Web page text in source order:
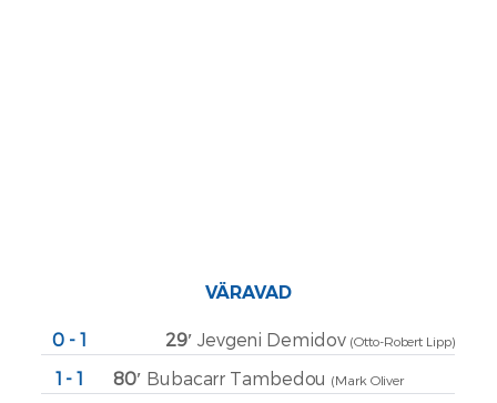
VÄRAVAD
0 - 1 29′ Jevgeni Demidov (Otto-Robert Lipp)
80′ Bubacarr Tambedou (Mark Oliver
1 - 1